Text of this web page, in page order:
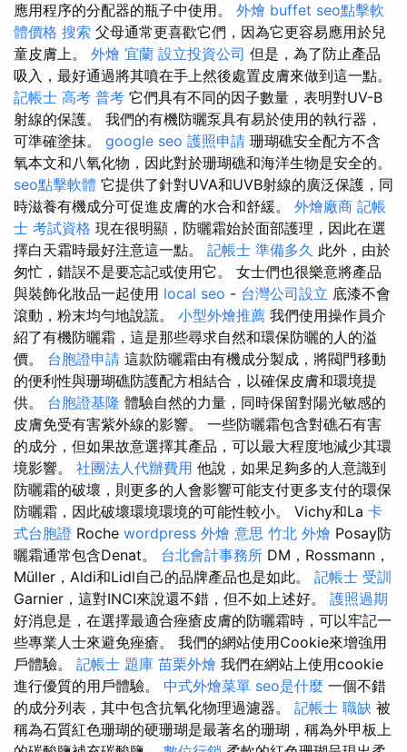
應用程序的分配器的瓶子中使用。 外燴 buffet seo點擊軟
體價格 搜索 父母通常更喜歡它們，因為它更容易應用於兒
童皮膚上。 外燴 宜蘭 設立投資公司 但是，為了防止產品
吸入，最好通過將其噴在手上然後處置皮膚來做到這一點。
記帳士 高考 普考 它們具有不同的因子數量，表明對UV-B
射線的保護。 我們的有機防曬泵具有易於使用的執行器，
可準確塗抹。 google seo 護照申請 珊瑚礁安全配方不含
氧本文和八氧化物，因此對於珊瑚礁和海洋生物是安全的。
seo點擊軟體 它提供了針對UVA和UVB射線的廣泛保護，同
時滋養有機成分可促進皮膚的水合和舒緩。 外燴廠商 記帳
士 考試資格 現在很明顯，防曬霜始於面部護理，因此在選
擇白天霜時最好注意這一點。 記帳士 準備多久 此外，由於
匆忙，錯誤不是要忘記或使用它。 女士們也很樂意將產品
與裝飾化妝品一起使用 local seo - 台灣公司設立 底漆不會
滾動，粉末均勻地說謊。 小型外燴推薦 我們使用操作員介
紹了有機防曬霜，這是那些尋求自然和環保防曬的人的溢
價。 台胞證申請 這款防曬霜由有機成分製成，將閥門移動
的便利性與珊瑚礁防護配方相結合，以確保皮膚和環境提
供。 台胞證基隆 體驗自然的力量，同時保留對陽光敏感的
皮膚免受有害紫外線的影響。 一些防曬霜包含對礁石有害
的成分，但如果故意選擇其產品，可以最大程度地減少其環
境影響。 社團法人代辦費用 他說，如果足夠多的人意識到
防曬霜的破壞，則更多的人會影響可能支付更多支付的環保
防曬霜，因此破壞環境環境的可能性較小。 Vichy和La 卡
式台胞證 Roche wordpress 外燴 意思 竹北 外燴 Posay防
曬霜通常包含Denat。 台北會計事務所 DM，Rossmann，
Müller，Aldi和Lidl自己的品牌產品也是如此。 記帳士 受訓
Garnier，這對INCI來說還不錯，但不如上述好。 護照過期
好消息是，在選擇最適合痤瘡皮膚的防曬霜時，可以牢記一
些專業人士來避免痤瘡。 我們的網站使用Cookie來增強用
戶體驗。 記帳士 題庫 苗栗外燴 我們在網站上使用cookie
進行優質的用戶體驗。 中式外燴菜單 seo是什麼 一個不錯
的成分列表，其中包含抗氧化物理過濾器。 記帳士 職缺 被
稱為石質紅色珊瑚的硬珊瑚是最著名的珊瑚，稱為外甲板上